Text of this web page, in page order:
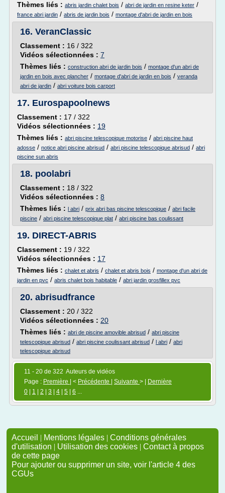
Thèmes liés : abris jardin chalet bois / abri de jardin en resine keter /
france abri jardin / abris de jardin bois / montage d'abri de jardin en bois
16. VeranClassic
Classement : 16 / 322
Vidéos sélectionnées : 7
Thèmes liés : construction abri de jardin bois / montage d'un abri de
jardin en bois avec plancher / montage d'abri de jardin en bois / veranda
abri de jardin / abri voiture bois carport
17. Eurospapoolnews
Classement : 17 / 322
Vidéos sélectionnées : 19
Thèmes liés : abri piscine telescopique motorise / abri piscine haut
adosse / notice abri piscine abrisud / abri piscine telescopique abrisud / abri
piscine sun abris
18. poolabri
Classement : 18 / 322
Vidéos sélectionnées : 8
Thèmes liés : l abri / prix abri bas piscine telescopique / abri facile
piscine / abri piscine telescopique plat / abri piscine bas coulissant
19. DIRECT-ABRIS
Classement : 19 / 322
Vidéos sélectionnées : 17
Thèmes liés : chalet et abris / chalet et abris bois / montage d'un abri de
jardin en pvc / abris chalet bois habitable / abri jardin grosfillex pvc
20. abrisudfrance
Classement : 20 / 322
Vidéos sélectionnées : 20
Thèmes liés : abri de piscine amovible abrisud / abri piscine
telescopique abrisud / abri piscine coulissant abrisud / l abri / abri
telescopique abrisud
11 - 20 de 322 Auteurs de vidéos
Page : Première | < Précédente Suivante > |
Dernière
0
1 2 3 4 5 6 ...
Accueil | Mentions légales | Conditions générales
d'utilisation | Utilisation des cookies | Contact à propos
de cette page
Pour ajouter ou supprimer un site, voir l'article 4 des
CGUs